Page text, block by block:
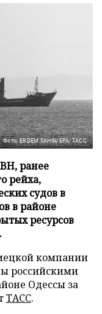
Фото: ERDEM SAHIN/EPA/ТАСС
ранее
рейха,
судов в
в районе
ресурсов
компании
российскими
Одессы за
ТАСС.